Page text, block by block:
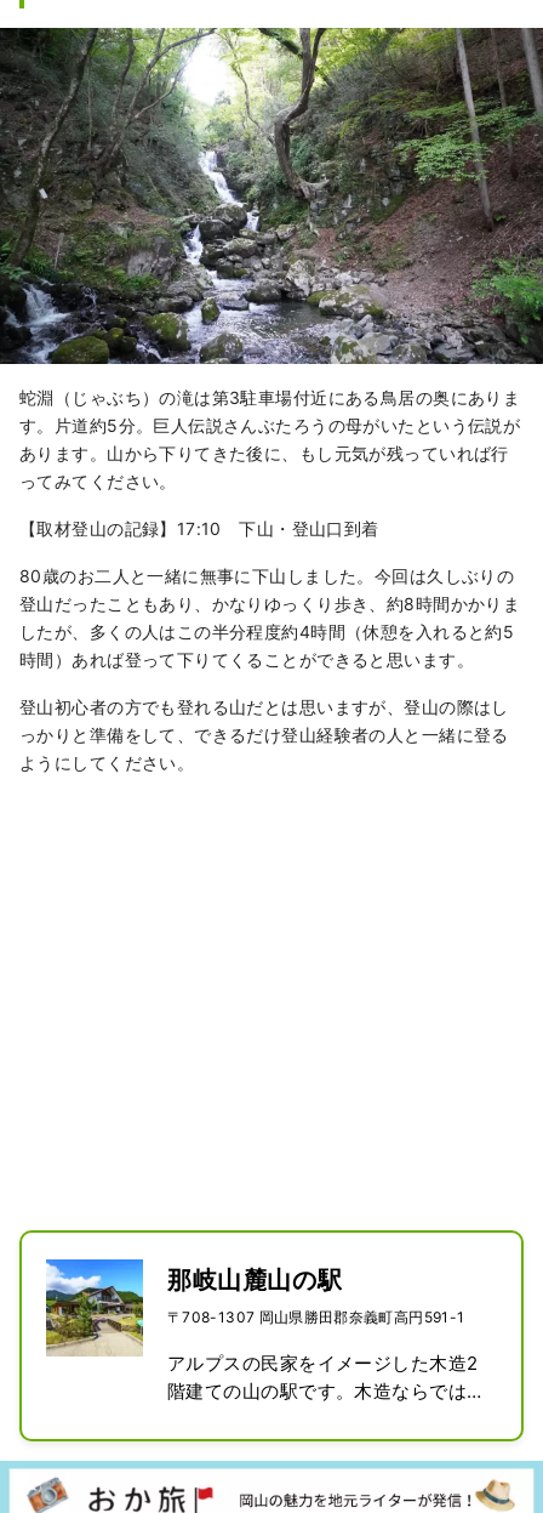
蛇淵（じゃぶち）の滝は第3駐車場付近にある鳥居の奥にありま
す。片道約5分。巨人伝説さんぶたろうの母がいたという伝説が
あります。山から下りてきた後に、もし元気が残っていれば行
ってみてください。
【取材登山の記録】17:10 下山・登山口到着
80歳のお二人と一緒に無事に下山しました。今回は久しぶりの
登山だったこともあり、かなりゆっくり歩き、約8時間かかりま
したが、多くの人はこの半分程度約4時間（休憩を入れると約5
時間）あれば登って下りてくることができると思います。
登山初心者の方でも登れる山だとは思いますが、登山の際はし
っかりと準備をして、できるだけ登山経験者の人と一緒に登る
ようにしてください。
那岐山麓山の駅
〒708-1307 岡山県勝田郡奈義町高円591-1
アルプスの民家をイメージした木造2
階建ての山の駅です。木造ならではの
品ショップ、レストランをはじめ様々
な体験・研修施設が整っています。